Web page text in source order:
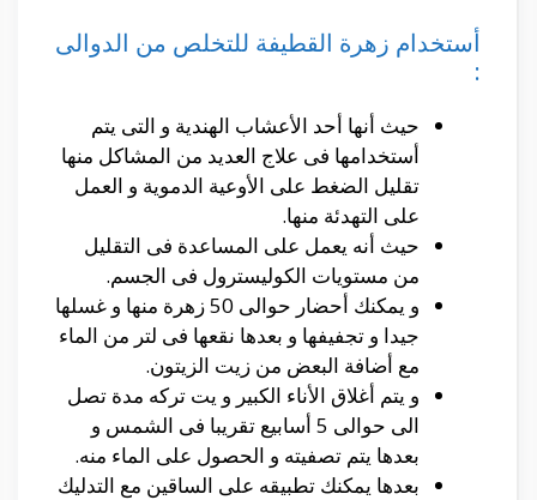
أستخدام زهرة القطيفة للتخلص من الدوالى
:
حيث أنها أحد الأعشاب الهندية و التى يتم
أستخدامها فى علاج العديد من المشاكل منها
تقليل الضغط على الأوعية الدموية و العمل
على التهدئة منها.
حيث أنه يعمل على المساعدة فى التقليل
من مستويات الكوليسترول فى الجسم.
و يمكنك أحضار حوالى 50 زهرة منها و غسلها
جيدا و تجفيفها و بعدها نقعها فى لتر من الماء
مع أضافة البعض من زيت الزيتون.
و يتم أغلاق الأناء الكبير و يت تركه مدة تصل
الى حوالى 5 أسابيع تقريبا فى الشمس و
بعدها يتم تصفيته و الحصول على الماء منه.
بعدها يمكنك تطبيقه على الساقين مع التدليك